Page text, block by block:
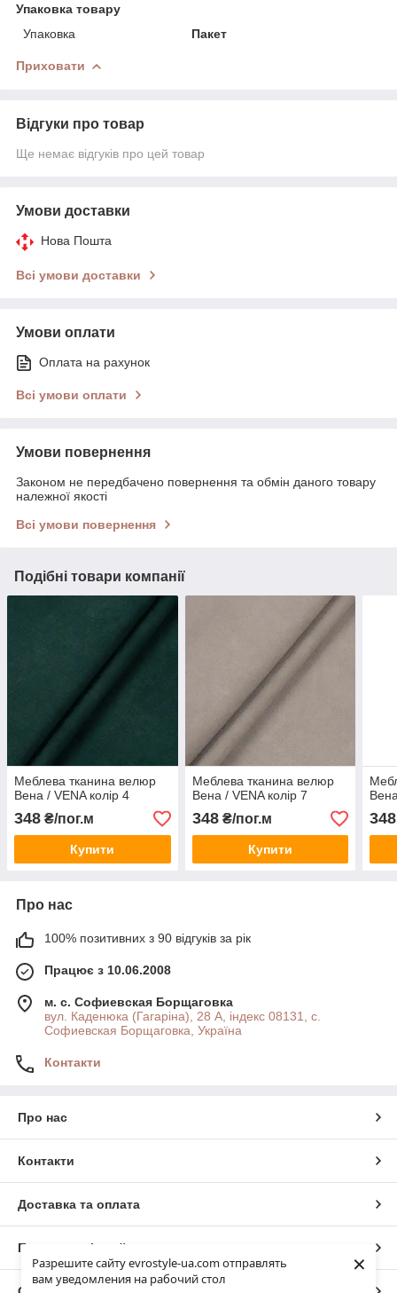
Разрешите сайту evrostyle-ua.com отправлять
вам уведомления на рабочий стол
×
Упаковка товару
Упаковка
Пакет
Приховати
Відгуки про товар
Ще немає відгуків про цей товар
Умови доставки
Нова Пошта
Всі умови доставки
Умови оплати
Оплата на рахунок
Всі умови оплати
Умови повернення
Законом не передбачено повернення та обмін даного товару
належної якості
Всі умови повернення
Подібні товари компанії
Меблева тканина велюр
Вена / VENA колір 4
348 ₴/пог.м
Купити
Меблева тканина велюр
Вена / VENA колір 7
348₴/пог.м
Купити
348
Про нас
100% позитивних з 90 відгуків за рік
Працює з 10.06.2008
м. с. Софиевская Борщаговка
вул. Каденюка (Гагаріна), 28 А, індекс 08131, с.
Софиевская Борщаговка, Україна
Контакти
Про нас
Контакти
Доставка та оплата
Повна версія сайту